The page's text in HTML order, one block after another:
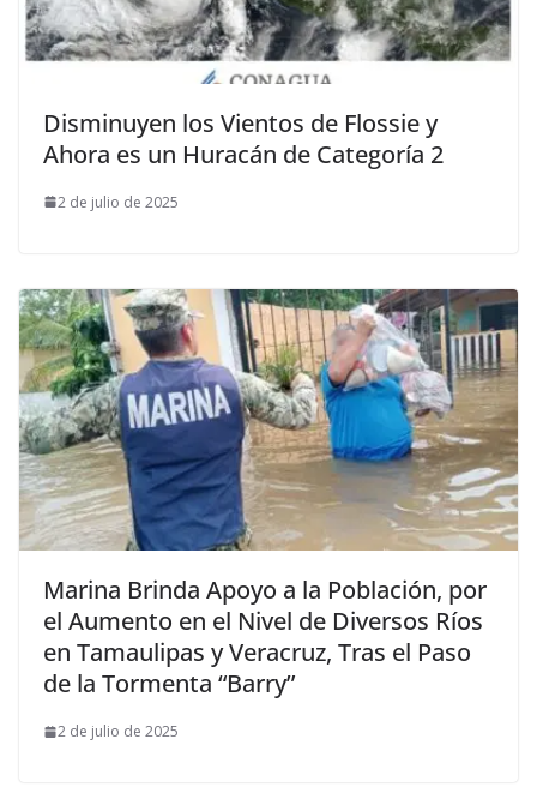
Disminuyen los Vientos de Flossie y
Ahora es un Huracán de Categoría 2
2 de julio de 2025
Marina Brinda Apoyo a la Población, por
el Aumento en el Nivel de Diversos Ríos
en Tamaulipas y Veracruz, Tras el Paso
de la Tormenta “Barry”
2 de julio de 2025